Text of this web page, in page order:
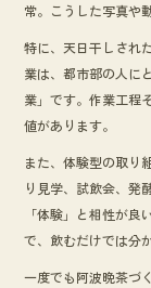
常。こうした写真や
特に、天日干しされ
業は、都市部の人に
業」です。作業工程
値があります。
また、体験型の取り
り見学、試飲会、発
「体験」と相性が
で、飲むだけでは分
一度でも阿波晩茶づ